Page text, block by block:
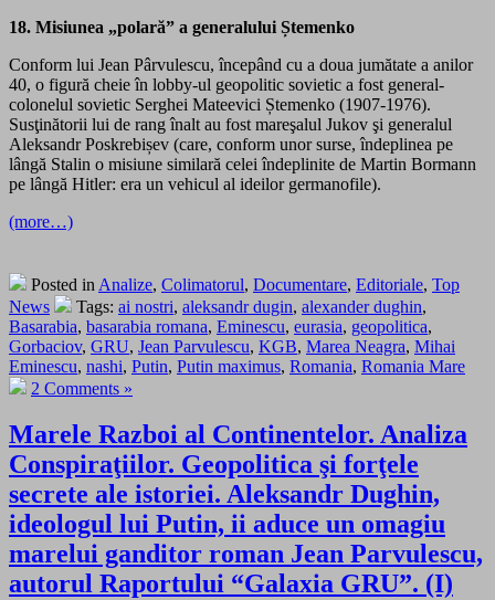
18. Misiunea „polară” a generalului Ștemenko
Conform lui Jean Pârvulescu, începând cu a doua jumătate a anilor
40, o figură cheie în lobby-ul geopolitic sovietic a fost general-
colonelul sovietic Serghei Mateevici Ștemenko (1907-1976).
Susţinătorii lui de rang înalt au fost mareşalul Jukov şi generalul
Aleksandr Poskrebișev (care, conform unor surse, îndeplinea pe
lângă Stalin o misiune similară celei îndeplinite de Martin Bormann
pe lângă Hitler: era un vehicul al ideilor germanofile).
(more…)
Posted in Analize, Colimatorul, Documentare, Editoriale, Top
News
Tags: ai nostri, aleksandr dugin, alexander dughin,
Basarabia, basarabia romana, Eminescu, eurasia, geopolitica,
Gorbaciov, GRU, Jean Parvulescu, KGB, Marea Neagra, Mihai
Eminescu, nashi, Putin, Putin maximus, Romania, Romania Mare
2 Comments »
Marele Razboi al Continentelor. Analiza
Conspiraţiilor. Geopolitica şi forţele
secrete ale istoriei. Aleksandr Dughin,
ideologul lui Putin, ii aduce un omagiu
marelui ganditor roman Jean Parvulescu,
autorul Raportului “Galaxia GRU”. (I)